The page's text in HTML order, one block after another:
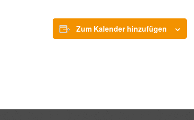
Zum Kalender hinzufügen